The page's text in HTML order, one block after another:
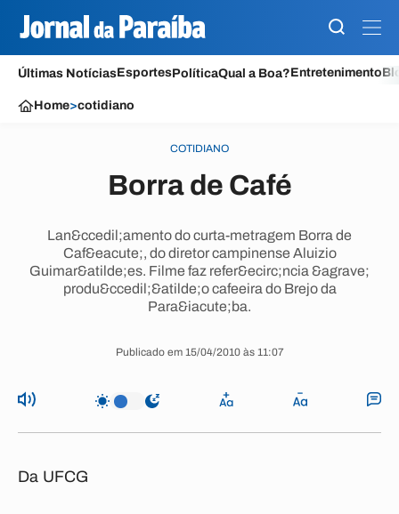
Últimas NotíciasEsportesPolíticaQual a Boa?Entretenimento
Home>cotidiano
COTIDIANO
Borra de Café
Lan&ccedil;amento do curta-metragem Borra de
Caf&eacute;, do diretor campinense Aluizio
Guimar&atilde;es. Filme faz refer&ecirc;ncia &agrave;
produ&ccedil;&atilde;o cafeeira do Brejo da
Para&iacute;ba.
Publicado em 15/04/2010 às 11:07
Da UFCG